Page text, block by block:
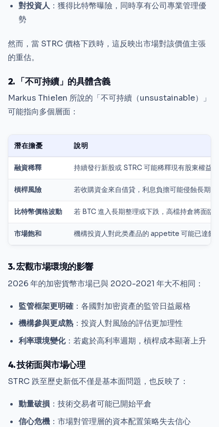
對投資人：獲得比特幣曝險，同時享有公司專業管理優
勢
然而，當 STRC 價格下跌時，這反映出市場對該價值主張
的重估。
2. 「不可持續」的具體含義
Markus Thielen 所說的「不可持續（unsustainable）」
可能指向多個層面：
潛在擔憂 說明
融資稀釋 持續發行新股或 STRC 可能稀釋現有股東權益
槓桿風險 若收購資金來自借貸，利息負擔可能侵蝕長期回
比特幣價格波動 若 BTC 進入長期整理或下跌，高檔持倉將面臨
市場飽和 機構投資人對此类產品的 appetite 可能已達飽
3. 宏觀市場環境的影響
2026 年的加密貨幣市場已與 2020-2021 年大不相同：
監管框架更明確 ：各國對加密資產的監管日益嚴格
機構參與更成熟 ：投資人對風險的評估更加理性
利率環境變化：若處於高利率週期，槓桿成本顯著上升
4. 技術面與市場心理
STRC 跌至歷史新低不僅是基本面問題，也反映了：
動量破損 ：技術交易者可能已開始平倉
信心危機 ：市場對管理層的資本配置策略失去信心